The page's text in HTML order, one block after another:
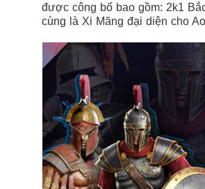
được công bố bao gồm: 2k1
cùng là Xi Măng đại diện cho